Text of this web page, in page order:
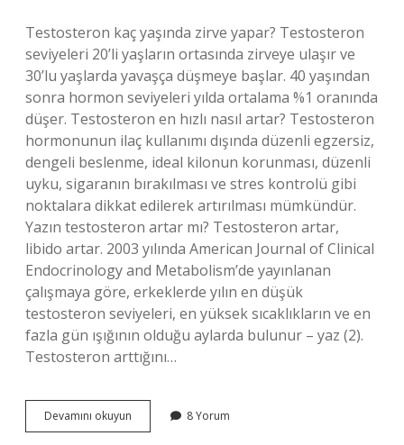
Testosteron kaç yaşında zirve yapar? Testosteron
seviyeleri 20’li yaşların ortasında zirveye ulaşır ve
30’lu yaşlarda yavaşça düşmeye başlar. 40 yaşından
sonra hormon seviyeleri yılda ortalama %1 oranında
düşer. Testosteron en hızlı nasıl artar? Testosteron
hormonunun ilaç kullanımı dışında düzenli egzersiz,
dengeli beslenme, ideal kilonun korunması, düzenli
uyku, sigaranın bırakılması ve stres kontrolü gibi
noktalara dikkat edilerek artırılması mümkündür.
Yazın testosteron artar mı? Testosteron artar,
libido artar. 2003 yılında American Journal of Clinical
Endocrinology and Metabolism’de yayınlanan
çalışmaya göre, erkeklerde yılın en düşük
testosteron seviyeleri, en yüksek sıcaklıkların ve en
fazla gün ışığının olduğu aylarda bulunur – yaz (2).
Testosteron arttığını…
Devamını okuyun Testosteron
En
8 Yorum